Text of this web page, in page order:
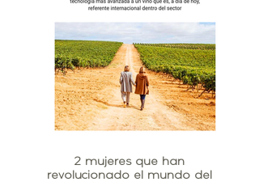
2 mujeres que han
revolucionado el mundo del